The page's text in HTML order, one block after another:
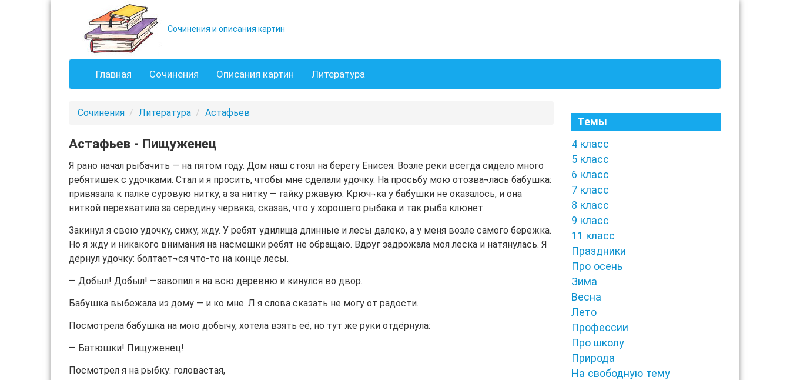
Сочинения и описания картин
Главная Сочинения Описания картин Литература
Сочинения Литература Астафьев
Астафьев - Пищуженец
Я рано начал рыбачить — на пятом году. Дом наш стоял на берегу Енисея. Возле реки всегда сидело много
ребятишек с удочками. Стал и я просить, чтобы мне сделали удочку. На просьбу мою отозва¬лась бабушка:
привязала к палке суровую нитку, а за нитку — гайку ржавую. Крюч¬ка у бабушки не оказалось, и она
ниткой перехватила за середину червяка, сказав, что у хорошего рыбака и так рыба клюнет.
Закинул я свою удочку, сижу, жду. У ребят удилища длинные и лесы далеко, а у меня возле самого бережка.
Но я жду и никакого внимания на насмешки ребят не обращаю. Вдруг задрожала моя леска и натянулась. Я
дёрнул удочку: болтает¬ся что-то на конце лесы.
— Добыл! Добыл! —завопил я на всю деревню и кинулся во двор.
Бабушка выбежала из дому — и ко мне. Л я слова сказать не могу от радости.
Посмотрела бабушка на мою добычу, хотела взять её, но тут же руки отдёрнула:
— Батюшки! Пищуженец!
Посмотрел я на рыбку: головастая,
Темы
4 класс
5 класс
6 класс
7 класс
8 класс
9 класс
11 класс
Праздники
Про осень
Зима
Весна
Лето
Профессии
Про школу
Природа
На свободную тему